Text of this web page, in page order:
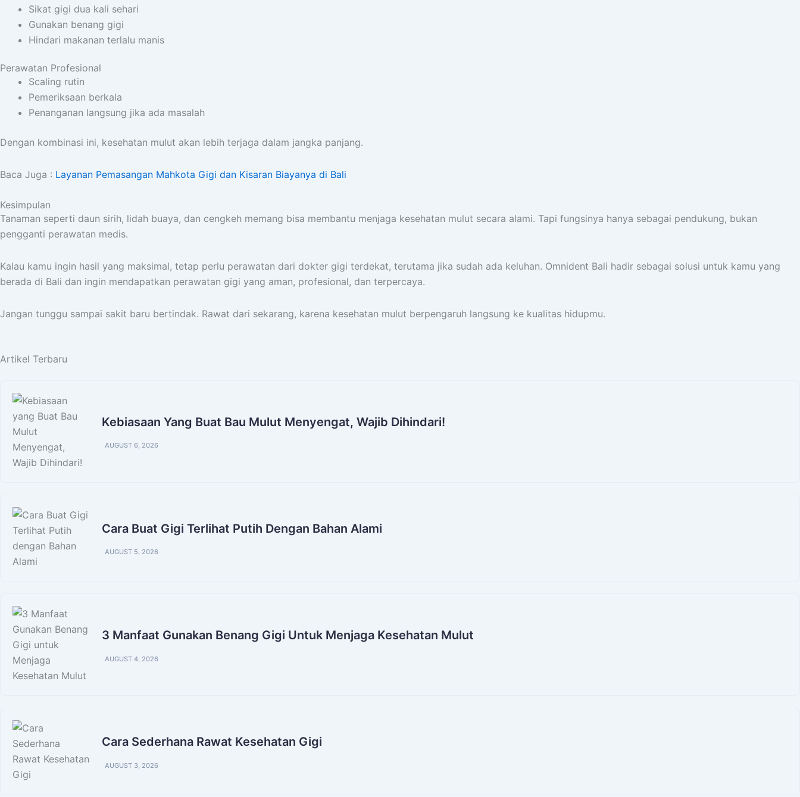
Sikat gigi dua kali sehari
Gunakan benang gigi
Hindari makanan terlalu manis
Perawatan Profesional
Scaling rutin
Pemeriksaan berkala
Penanganan langsung jika ada masalah
Dengan kombinasi ini, kesehatan mulut akan lebih terjaga dalam jangka panjang.
Baca Juga : Layanan Pemasangan Mahkota Gigi dan Kisaran Biayanya di Bali
Kesimpulan
Tanaman seperti daun sirih, lidah buaya, dan cengkeh memang bisa membantu menjaga kesehatan mulut secara alami. Tapi fungsinya hanya sebagai pendukung, bukan
pengganti perawatan medis.
Kalau kamu ingin hasil yang maksimal, tetap perlu perawatan dari dokter gigi terdekat, terutama jika sudah ada keluhan. Omnident Bali hadir sebagai solusi untuk kamu yang
berada di Bali dan ingin mendapatkan perawatan gigi yang aman, profesional, dan terpercaya.
Jangan tunggu sampai sakit baru bertindak. Rawat dari sekarang, karena kesehatan mulut berpengaruh langsung ke kualitas hidupmu.
Artikel Terbaru
Kebiasaan Yang Buat Bau Mulut Menyengat, Wajib Dihindari!
AUGUST 6, 2026
Cara Buat Gigi Terlihat Putih Dengan Bahan Alami
AUGUST 5, 2026
3 Manfaat Gunakan Benang Gigi Untuk Menjaga Kesehatan Mulut
AUGUST 4, 2026
Cara Sederhana Rawat Kesehatan Gigi
AUGUST 3, 2026